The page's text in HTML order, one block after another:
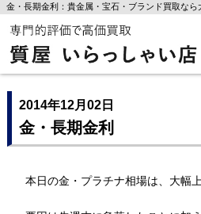
金・長期金利：貴金属・宝石・ブランド買取な
2014年12月02日
金・長期金利
本日の金・プラチナ相場は、大幅